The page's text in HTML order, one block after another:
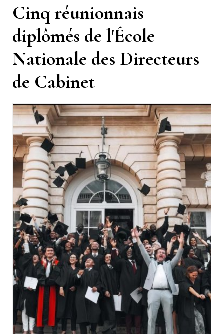
Cinq réunionnais
diplômés de l'École
Nationale des Directeurs
de Cabinet